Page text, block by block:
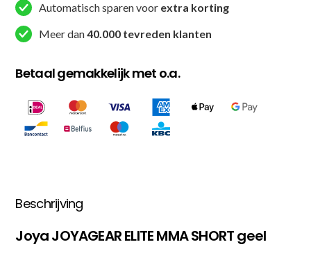
Automatisch sparen voor extra korting
Meer dan40.000 tevreden klanten
Betaal gemakkelijk met o.a.
Beschrijving
Joya JOYAGEAR ELITE MMA SHORT geel